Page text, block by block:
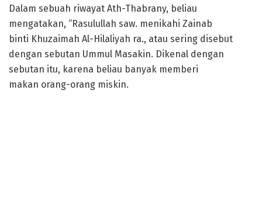
Dalam sebuah riwayat Ath-Thabrany, beliau
mengatakan, “Rasulullah saw. menikahi Zainab
binti Khuzaimah Al-Hilaliyah ra., atau sering disebut
dengan sebutan Ummul Masakin. Dikenal dengan
sebutan itu, karena beliau banyak memberi
makan orang-orang miskin.